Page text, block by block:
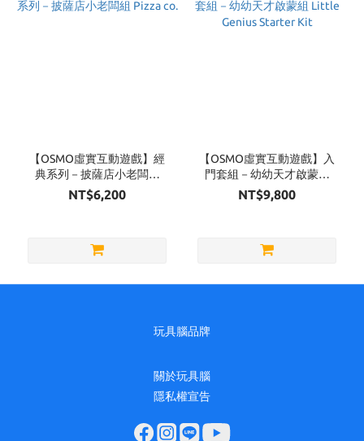
【OSMO虛實互動遊戲】經
典系列－披薩店小老闆組
Pizza co.
NT$6,200
【OSMO虛實互動遊戲】入
門套組－幼幼天才啟蒙組
Little Genius Starter Kit
NT$9,800
玩具腦品牌
關於玩具腦
隱私權宣告